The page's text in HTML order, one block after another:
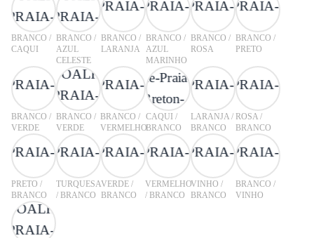
BRANCO /
CAQUI
BRANCO /
AZUL
CELESTE
BRANCO /
LARANJA
BRANCO /
AZUL
MARINHO
BRANCO /
ROSA
BRANCO /
PRETO
BRANCO /
VERDE
BRANCO /
VERDE
BRANCO /
VERMELHO
CAQUI /
BRANCO
LARANJA /
BRANCO
ROSA /
BRANCO
PRETO /
BRANCO
TURQUESA
/ BRANCO
VERDE /
BRANCO
VERMELHO
/ BRANCO
VINHO /
BRANCO
BRANCO /
VINHO